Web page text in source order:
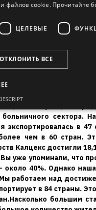
файлов cookie. Прочитайте
ЦЕЛЕВЫЕ
ОТКЛОНИТЬ ВСЕ